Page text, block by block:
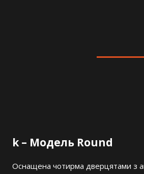
k – Модель Round
Оснащена чотирма дверцятами з